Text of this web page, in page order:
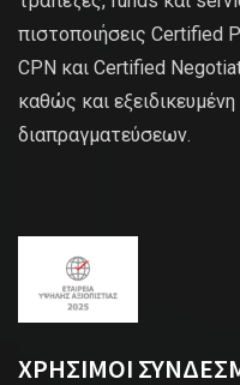
πιστοποιήσεις
CPN και Certified
καθώς και
διαπραγματεύσεων.
ΧΡΗΣΙΜΟΙ